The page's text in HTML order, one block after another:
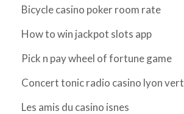
Bicycle casino poker room rate
How to win jackpot slots app
Pick n pay wheel of fortune game
Concert tonic radio casino lyon vert
Les amis du casino isnes